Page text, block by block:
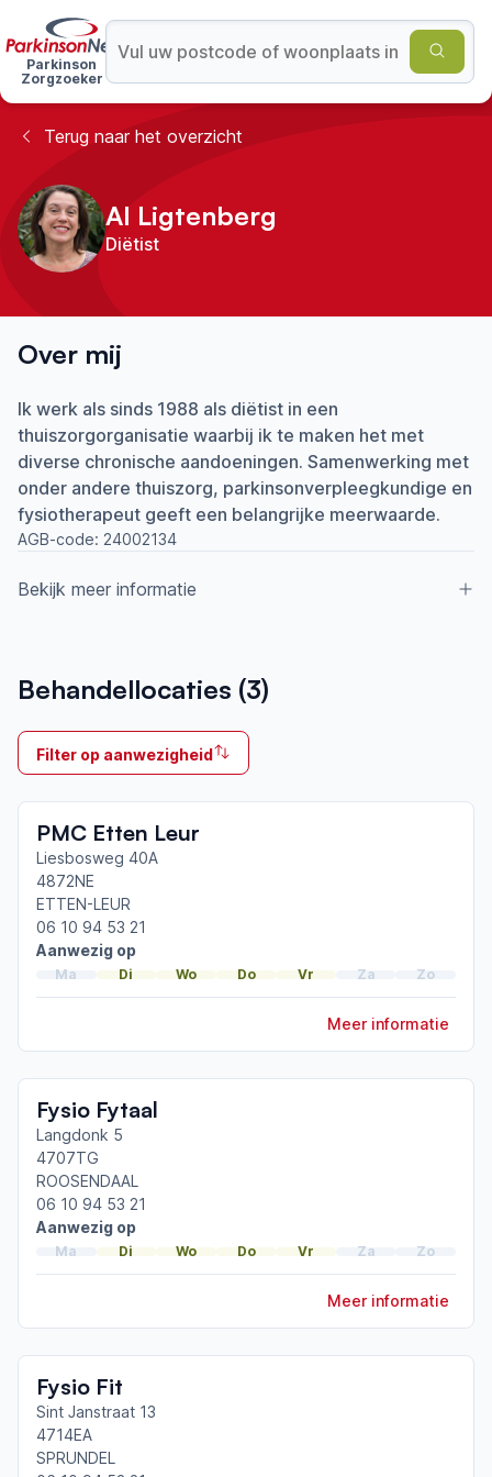
Parkinson
Zorgzoeker
Terug naar het overzicht
AI Ligtenberg
Diëtist
Over mij
Ik werk als sinds 1988 als diëtist in een
thuiszorgorganisatie waarbij ik te maken het met
diverse chronische aandoeningen. Samenwerking met
onder andere thuiszorg, parkinsonverpleegkundige en
fysiotherapeut geeft een belangrijke meerwaarde.
AGB-code: 24002134
Bekijk meer informatie
2018
Ik behandel
Op locatie & Thuis
netwerk
Roosendaal
Afgeronde ParkinsonNet-scholingen
ParkinsonNet congres 2025
ParkinsonNet congres 2023
ParkinsonNet congres 2021
Behandellocaties (3)
Filter op aanwezigheid
PMC Etten Leur
Liesbosweg 40A
4872NE
ETTEN-LEUR
06 10 94 53 21
Aanwezig op
Ma Di Wo Do Vr Za Zo
Meer informatie
Fysio Fytaal
Langdonk 5
4707TG
ROOSENDAAL
06 10 94 53 21
Aanwezig op
Ma Di Wo Do Vr Za Zo
Meer informatie
Fysio Fit
Sint Janstraat 13
4714EA
SPRUNDEL